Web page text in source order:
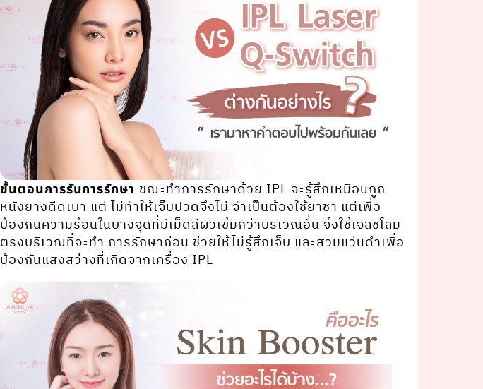
ขั้นตอนการรับการรักษา ขณะทําการรักษาด้วย IPL จะรู้สึกเหมือนถูก
หนังยางดีดเบา แต่ ไม่ทําให้เจ็บปวดจึงไม่ จําเป็นต้องใช้ยาชา แต่เพื่อ
ป้องกันความร้อนในบางจุดที่มีเม็ดสีผิวเข้มกว่าบริเวณอื่น จึงใช้เจลชโลม
ตรงบริเวณที่จะทํา การรักษาก่อน ช่วยให้ไม่รู้สึกเจ็บ และสวมแว่นดําเพื่อ
ป้องกันแสงสว่างที่เกิดจากเครื่อง IPL